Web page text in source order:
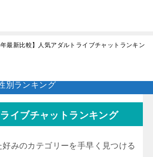
年最新比較】人気アダルトライブチャットランキン
別ランキング
イブチャットランキング
好みのカテゴリーを手早く見つける